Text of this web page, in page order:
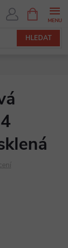
HLEDAT
NÁKUPNÍ
KOŠÍK